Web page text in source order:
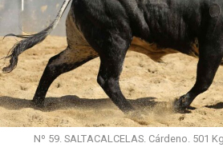
Nº 59. SALTACALCELAS. Cárdeno. 501